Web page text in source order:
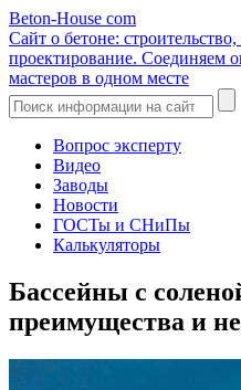
Beton-House com
Сайт о бетоне:
проектирование. Соединяем
мастеров в одном месте
Вопрос эксперту
Видео
Заводы
Новости
ГОСТы и СНиПы
Калькуляторы
Бассейны с
преимущества и